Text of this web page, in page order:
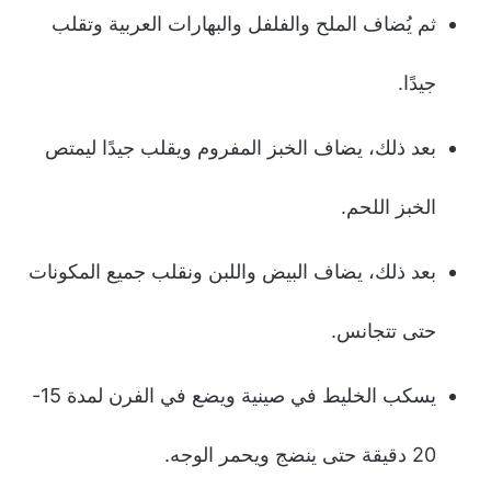
ثم يُضاف الملح والفلفل والبهارات العربية وتقلب
جيدًا.
بعد ذلك، يضاف الخبز المفروم ويقلب جيدًا ليمتص
الخبز اللحم.
بعد ذلك، يضاف البيض واللبن ونقلب جميع المكونات
حتى تتجانس.
يسكب الخليط في صينية ويضع في الفرن لمدة 15-
20 دقيقة حتى ينضج ويحمر الوجه.